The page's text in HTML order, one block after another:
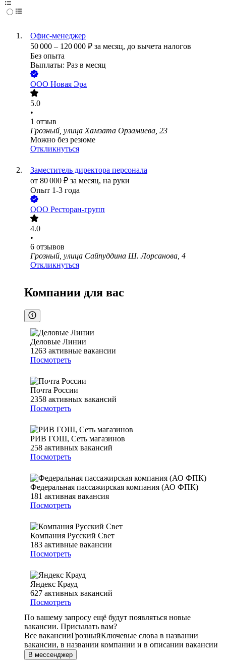
Офис-менеджер
50 000 – 120 000 ₽ за месяц, до вычета налогов
Без опыта
Выплаты: Раз в месяц
ООО Новая Эра
5.0
•
1 отзыв
Грозный, улица Хамзата Орзамиева, 23
Можно без резюме
Откликнуться
Заместитель директора персонала
от 80 000 ₽ за месяц, на руки
Опыт 1-3 года
ООО Ресторан-групп
4.0
•
6 отзывов
Грозный, улица Сайпуддина Ш. Лорсанова, 4
Откликнуться
Компании для вас
Деловые Линии
1263 активные вакансии
Посмотреть
Почта России
2358 активных вакансий
Посмотреть
РИВ ГОШ, Сеть магазинов
258 активных вакансий
Посмотреть
Федеральная пассажирская компания (АО ФПК)
181 активная вакансия
Посмотреть
Компания Русский Свет
183 активные вакансии
Посмотреть
Яндекс Крауд
627 активных вакансий
Посмотреть
По вашему запросу ещё будут появляться новые
вакансии. Присылать вам?
Все вакансииГрозныйКлючевые слова в названии
вакансии, в названии компании и в описании вакансии
В мессенджер